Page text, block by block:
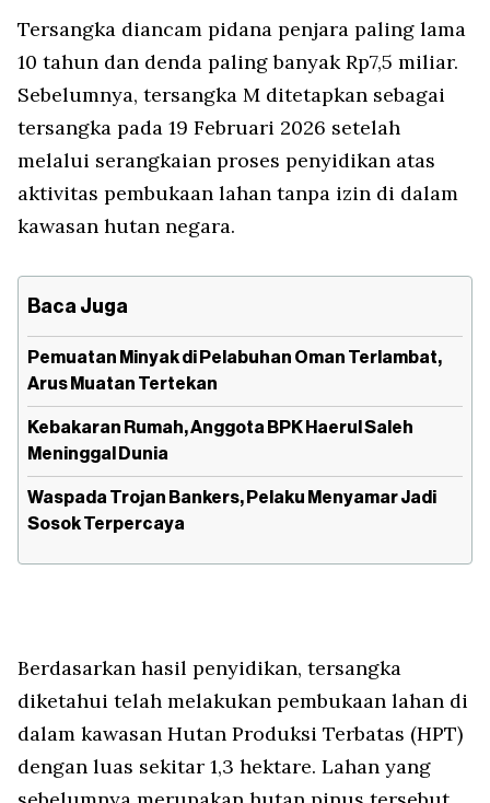
Tersangka diancam pidana penjara paling lama
10 tahun dan denda paling banyak Rp7,5 miliar.
Sebelumnya, tersangka M ditetapkan sebagai
tersangka pada 19 Februari 2026 setelah
melalui serangkaian proses penyidikan atas
aktivitas pembukaan lahan tanpa izin di dalam
kawasan hutan negara.
Baca Juga
Pemuatan Minyak di Pelabuhan Oman Terlambat,
Arus Muatan Tertekan
Kebakaran Rumah, Anggota BPK Haerul Saleh
Meninggal Dunia
Waspada Trojan Bankers, Pelaku Menyamar Jadi
Sosok Terpercaya
Berdasarkan hasil penyidikan, tersangka
diketahui telah melakukan pembukaan lahan di
dalam kawasan Hutan Produksi Terbatas (HPT)
dengan luas sekitar 1,3 hektare. Lahan yang